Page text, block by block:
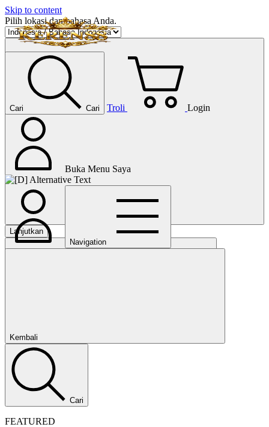
Skip to content
Pilih lokasi dan bahasa Anda.
Lanjutkan
Cari Cari Troli Login
Buka Menu Saya
Navigation
Kembali
Cari
FEATURED